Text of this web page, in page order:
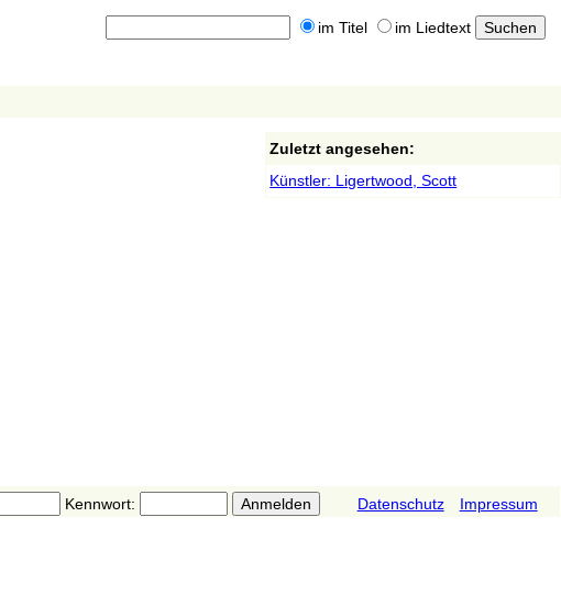
im Titel im Liedtext
Zuletzt angesehen:
Künstler: Ligertwood, Scott
Kennwort: Datenschutz Impressum